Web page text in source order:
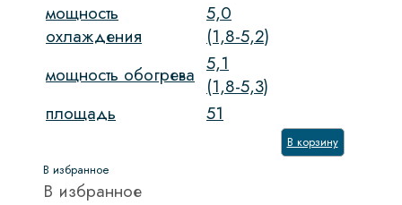
мощность
охлаждения
5,0
(1,8-5,2)
мощность обогрева 5,1
(1,8-5,3)
площадь
51
В корзину
В избранное
В избранное